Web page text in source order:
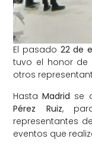
El pasado 22 de
tuvo el honor
otros
HastaMadrid se
Pérez Ruiz,
representantes
eventos que